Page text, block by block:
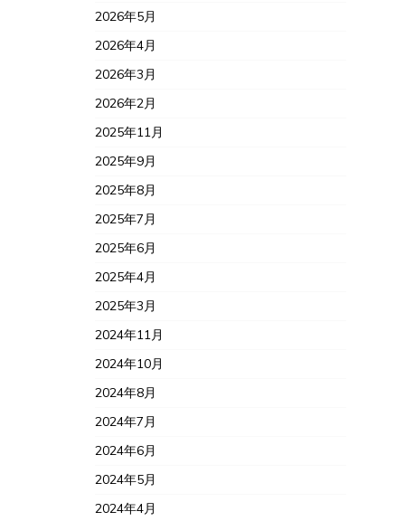
2026年5月
2026年4月
2026年3月
2026年2月
2025年11月
2025年9月
2025年8月
2025年7月
2025年6月
2025年4月
2025年3月
2024年11月
2024年10月
2024年8月
2024年7月
2024年6月
2024年5月
2024年4月